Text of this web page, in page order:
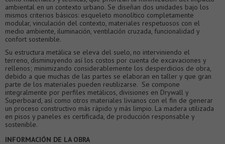
ambiental en un contexto urbano. Se diseñan dos unidades bajo los
mismos criterios básicos: esqueleto monolítico completamente
modular, vinculación del contexto, materiales respetuosos con el
medio ambiente, iluminación, ventilación cruzada, funcionalidad y
confort sostenible.
Su estructura metálica se eleva del suelo, no interviniendo el
terreno, disminuyendo así los costos por cuenta de excavaciones y
rellenos; minimizando considerablemente los desperdicios de obra,
debido a que muchas de las partes se elaboran en taller y que gran
parte de los materiales pueden reutilizarse. Se compone
integralmente por perfiles metálicos, divisiones en Drywall y
Superboard, así como otros materiales livianos con el fin de generar
un proceso constructivo más rápido y más limpio. La madera utilizada
en pisos y paneles es certificada, de producción responsable y
sostenible. ​
INFORMACIÓN DE LA OBRA